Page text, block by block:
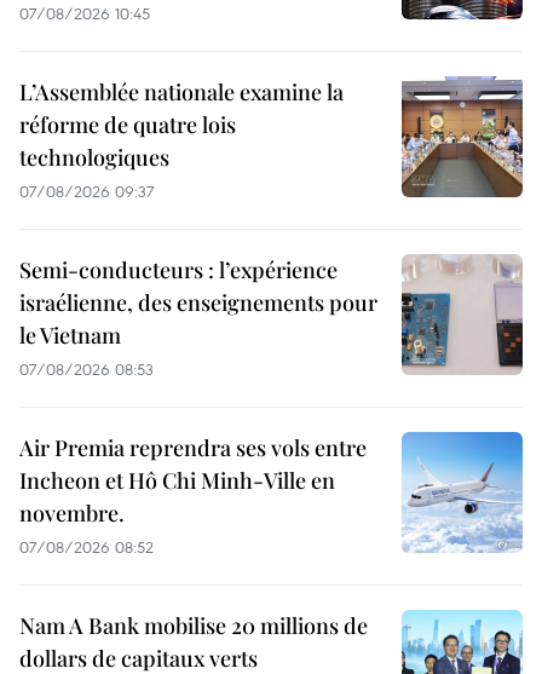
07/08/2026 10:45
L’Assemblée nationale examine la
réforme de quatre lois
technologiques
07/08/2026 09:37
Semi-conducteurs : l’expérience
israélienne, des enseignements pour
le Vietnam
07/08/2026 08:53
Air Premia reprendra ses vols entre
Incheon et Hô Chi Minh-Ville en
novembre.
07/08/2026 08:52
Nam A Bank mobilise 20 millions de
dollars de capitaux verts